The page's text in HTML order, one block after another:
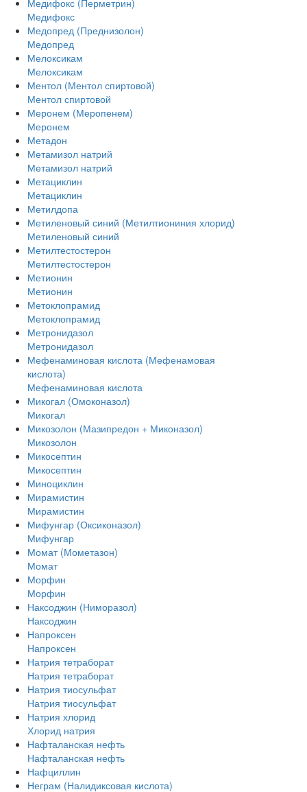
Медифокс (Перметрин)
Медифокс
Медопред (Преднизолон)
Медопред
Мелоксикам
Мелоксикам
Ментол (Ментол спиртовой)
Ментол спиртовой
Меронем (Меропенем)
Меронем
Метадон
Метамизол натрий
Метамизол натрий
Метациклин
Метациклин
Метилдопа
Метиленовый синий (Метилтиониния хлорид)
Метиленовый синий
Метилтестостерон
Метилтестостерон
Метионин
Метионин
Метоклопрамид
Метоклопрамид
Метронидазол
Метронидазол
Мефенаминовая кислота (Мефенамовая
кислота)
Мефенаминовая кислота
Микогал (Омоконазол)
Микогал
Микозолон (Мазипредон + Миконазол)
Микозолон
Микосептин
Микосептин
Миноциклин
Мирамистин
Мирамистин
Мифунгар (Оксиконазол)
Мифунгар
Момат (Мометазон)
Момат
Морфин
Морфин
Наксоджин (Ниморазол)
Наксоджин
Напроксен
Напроксен
Натрия тетраборат
Натрия тетраборат
Натрия тиосульфат
Натрия тиосульфат
Натрия хлорид
Хлорид натрия
Нафталанская нефть
Нафталанская нефть
Нафциллин
Неграм (Налидиксовая кислота)